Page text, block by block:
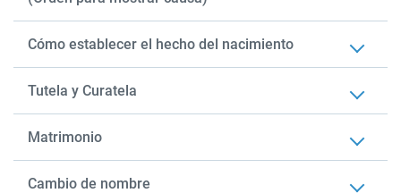
Cómo establecer el hecho del nacimiento
Tutela y Curatela
Matrimonio
Cambio de nombre